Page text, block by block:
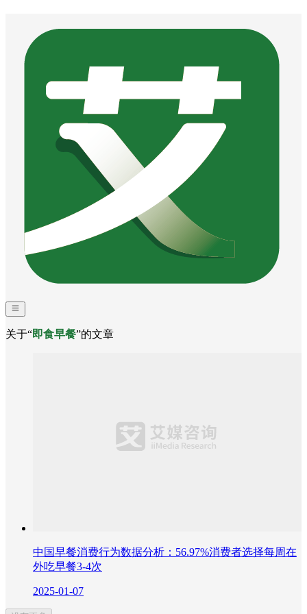
关于“即食早餐”的文章
中国早餐消费行为数据分析：56.97%消费者选择每周在
外吃早餐3-4次
2025-01-07